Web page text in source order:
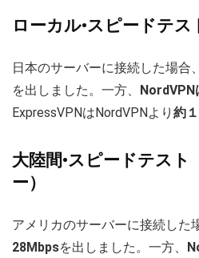
ローカル•スピードテス
日本のサーバーに接続した場合、
を出しました。一方、
ExpressVPNはNordVPNより 約
大陸間•スピードテス
ー）
アメリカのサーバーに接続した
28Mbpsを出しました。一方、